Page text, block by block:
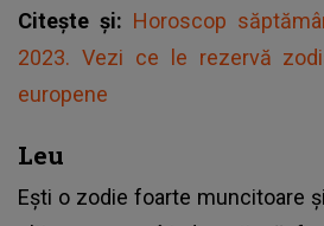
Citește și: Horoscop
2023. Vezi ce le rezervă
europene
Leu
Ești o zodie foarte muncitoare